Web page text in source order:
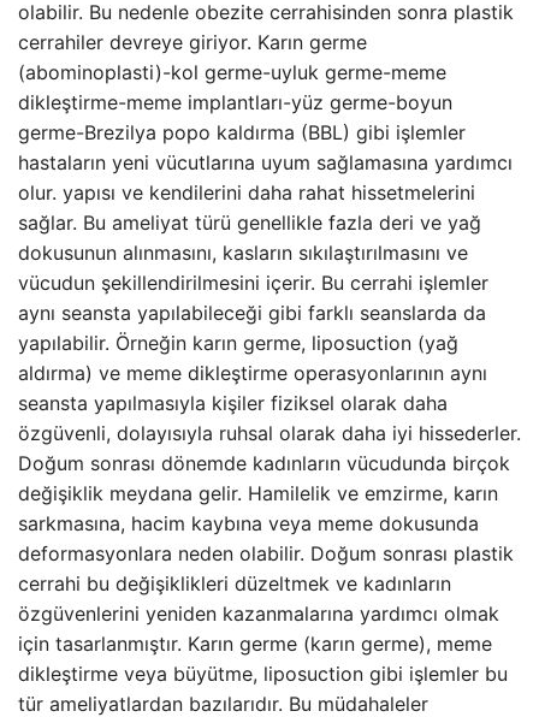
olabilir. Bu nedenle obezite cerrahisinden sonra plastik
cerrahiler devreye giriyor. Karın germe
(abominoplasti)-kol germe-uyluk germe-meme
dikleştirme-meme implantları-yüz germe-boyun
germe-Brezilya popo kaldırma (BBL) gibi işlemler
hastaların yeni vücutlarına uyum sağlamasına yardımcı
olur. yapısı ve kendilerini daha rahat hissetmelerini
sağlar. Bu ameliyat türü genellikle fazla deri ve yağ
dokusunun alınmasını, kasların sıkılaştırılmasını ve
vücudun şekillendirilmesini içerir. Bu cerrahi işlemler
aynı seansta yapılabileceği gibi farklı seanslarda da
yapılabilir. Örneğin karın germe, liposuction (yağ
aldırma) ve meme dikleştirme operasyonlarının aynı
seansta yapılmasıyla kişiler fiziksel olarak daha
özgüvenli, dolayısıyla ruhsal olarak daha iyi hissederler.
Doğum sonrası dönemde kadınların vücudunda birçok
değişiklik meydana gelir. Hamilelik ve emzirme, karın
sarkmasına, hacim kaybına veya meme dokusunda
deformasyonlara neden olabilir. Doğum sonrası plastik
cerrahi bu değişiklikleri düzeltmek ve kadınların
özgüvenlerini yeniden kazanmalarına yardımcı olmak
için tasarlanmıştır. Karın germe (karın germe), meme
dikleştirme veya büyütme, liposuction gibi işlemler bu
tür ameliyatlardan bazılarıdır. Bu müdahaleler